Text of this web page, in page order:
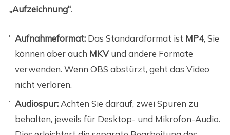
„Aufzeichnung“.
Aufnahmeformat: Das Standardformat ist MP4, Sie
können aber auch MKVund andere Formate
verwenden. Wenn OBS abstürzt, geht das Video
nicht verloren.
Audiospur: Achten Sie darauf, zwei Spuren zu
behalten, jeweils für Desktop- und Mikrofon-Audio.